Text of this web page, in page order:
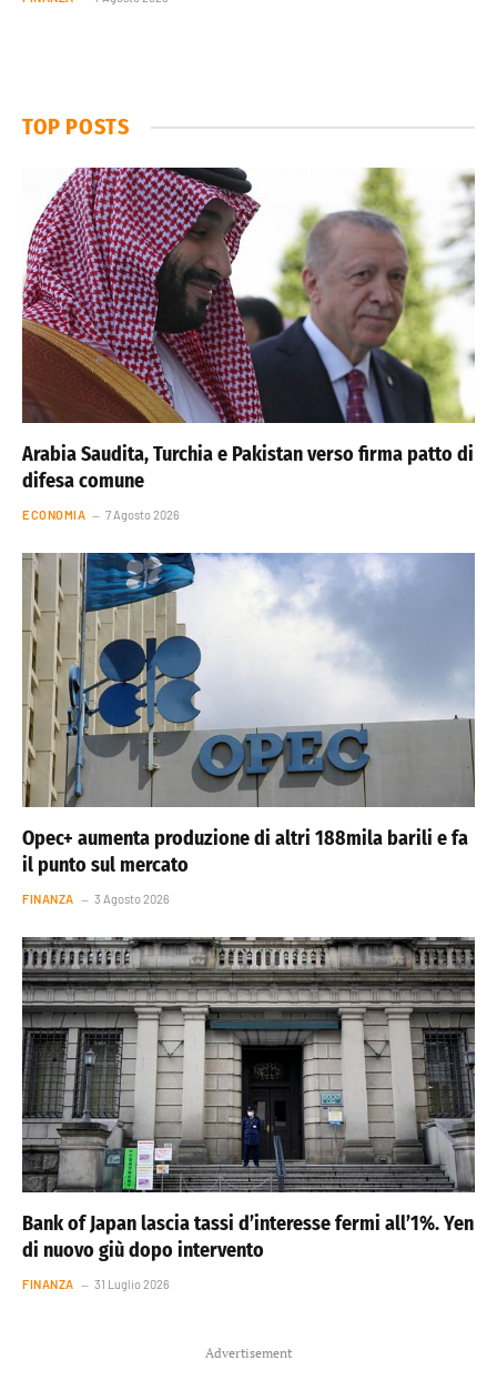
TOP POSTS
Arabia Saudita, Turchia e Pakistan verso firma patto di
difesa comune
ECONOMIA 7 Agosto 2026
Opec+ aumenta produzione di altri 188mila barili e fa
il punto sul mercato
FINANZA 3 Agosto 2026
Bank of Japan lascia tassi d’interesse fermi all’1%. Yen
di nuovo giù dopo intervento
FINANZA 31 Luglio 2026
Advertisement